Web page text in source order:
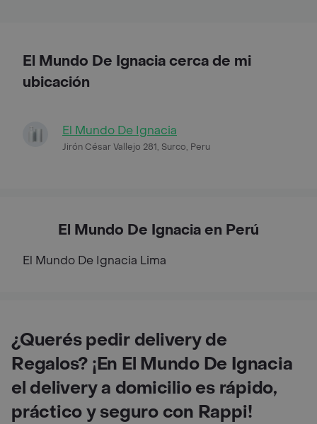
El Mundo De Ignacia cerca de mi
ubicación
El Mundo De Ignacia
Jirón César Vallejo 281, Surco, Peru
El Mundo De Ignacia en Perú
El Mundo De Ignacia Lima
¿Querés pedir delivery de
Regalos? ¡En El Mundo De Ignacia
el delivery a domicilio es rápido,
práctico y seguro con Rappi!